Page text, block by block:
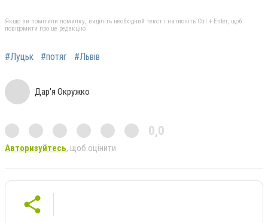
Якщо ви помітили помилку, виділіть необхідний текст і натисніть Ctrl + Enter, щоб
повідомити про це редакцію
#Луцьк #потяг #Львів
Дар'я Окружко
0,0
Авторизуйтесь, щоб оцінити